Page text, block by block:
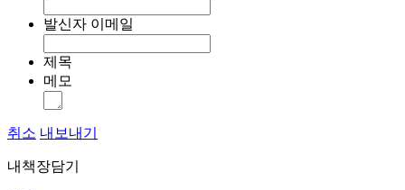
발신자 이메일
제목
메모
취소 내보내기
내책장담기